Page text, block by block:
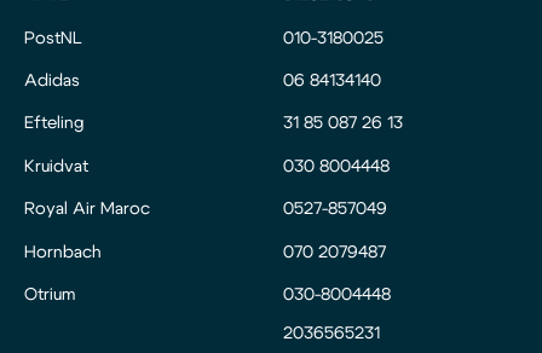
PostNL
Adidas
Efteling
Kruidvat
Royal Air Maroc
Hornbach
Otrium
010-3180025
06 84134140
31 85 087 26 13
030 8004448
0527-857049
070 2079487
030-8004448
2036565231